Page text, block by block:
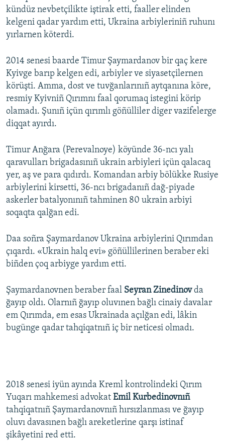
kündüz nevbetçilikte iştirak etti, faaller elinden
kelgeni qadar yardım etti, Ukraina arbiyleriniñ ruhunı
yırlarnen köterdi.
2014 senesi baarde Timur Şaymardanov bir qaç kere
Kyivge barıp kelgen edi, arbiyler ve siyasetçilernen
körüşti. Amma, dost ve tuvğanlarınıñ aytqanına köre,
resmiy Kyivniñ Qırımnı faal qorumaq istegini körip
olamadı. Şunıñ içün qırımlı göñülliler diger vazifelerge
diqqat ayırdı.
Timur Anğara (Perevalnoye) köyünde 36-ncı yalı
qaravulları brigadasınıñ ukrain arbiyleri içün qalacaq
yer, aş ve para qıdırdı. Komandan arbiy bölükke Rusiye
arbiylerini kirsetti, 36-ncı brigadanıñ dağ-piyade
askerler batalyonınıñ tahminen 80 ukrain arbiyi
soqaqta qalğan edi.
Daa soñra Şaymardanov Ukraina arbiylerini Qırımdan
çıqardı. «Ukrain halq evi» göñüllilerinen beraber eki
biñden çoq arbiyge yardım etti.
Şaymardanovnen beraber faal Seyran Zinedinovda
ğayıp oldı. Olarnıñ ğayıp oluvınen bağlı cinaiy davalar
em Qırımda, em esas Ukrainada açılğan edi, lâkin
bugünge qadar tahqiqatnıñ iç bir neticesi olmadı.
2018 senesi iyün ayında Kreml kontrolindeki Qırım
Yuqarı mahkemesi advokat Emil Kurbedinovnıñ
tahqiqatnıñ Şaymardanovnıñ hırsızlanması ve ğayıp
oluvı davasınen bağlı areketlerine qarşı istinaf
şikâyetini red etti.